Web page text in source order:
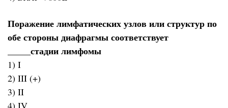
Поражение лимфатических узлов или структур по
обе стороны диафрагмы соответствует
_____стадии лимфомы
1) I
2) III (+)
3) II